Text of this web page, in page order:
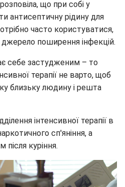
що при собі у
антисептичну рідину для
часто користуватися,
поширення інфекцій.
себе застудженим – то
терапії не варто, щоб
близьку людину і решта
інтенсивної терапії в
сп'яніння, а
куріння.